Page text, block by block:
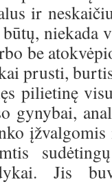
ir
niekada
be
prusti,
pilietinę
gynybai,
Jis